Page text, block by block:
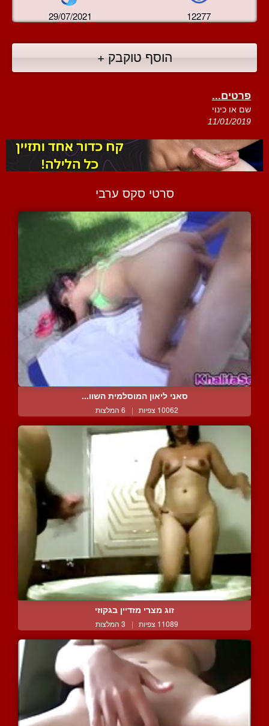
29/07/2021 12277
הוסף טוקבק +
פרטים...
שם או כינוי
11/01/2019
סרטי סקס ערבי
סאני ליאון המוסלמית השוו...
10062 צפיות | 6 המלצות
זוג מצרי מזדיין בגקוזי
11089 צפיות | 3 המלצות